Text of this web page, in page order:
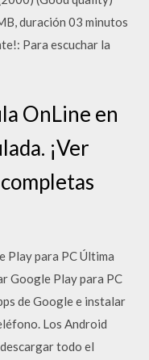
duración 03 minutos
Para escuchar la
OnLine en
¡Ver
para PC Última
Google Play para PC
de Google e instalar
Los Android
todo el